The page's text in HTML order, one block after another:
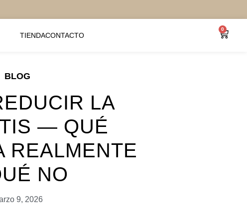
TIENDACONTACTO
0
BLOG
LA
— QUÉ
REALMENTE
NO
9, 2026